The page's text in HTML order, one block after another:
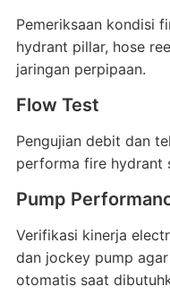
Pemeriksaan kondisi
hydrant pillar, hose
jaringan perpipaan.
Flow Test
Pengujian debit dan
performa fire hydrant
Pump
Verifikasi kinerja
dan jockey pump
otomatis saat